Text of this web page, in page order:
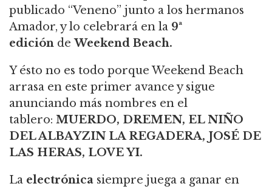
publicado “Veneno” junto a los hermanos
Amador, y lo celebrará en la 9ª
edición deWeekend Beach.
Y ésto no es todo porque Weekend Beach
arrasa en este primer avance y sigue
anunciando más nombres en el
tablero: MUERDO, DREMEN, EL NIÑO
DEL ALBAYZIN LA REGADERA, JOSÉ DE
LAS HERAS, LOVE YI.
La electrónica siempre juega a ganar en